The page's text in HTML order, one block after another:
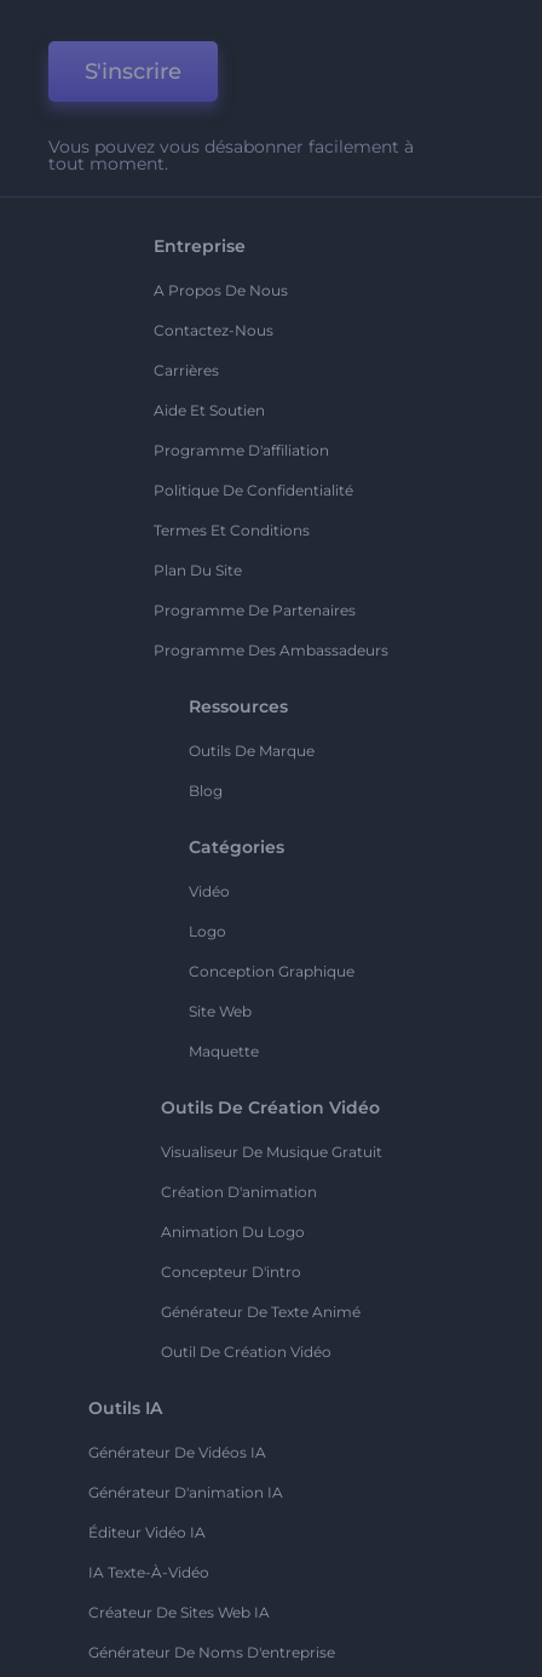
S'inscrire
Vous pouvez vous désabonner facilement à
tout moment.
Entreprise
A Propos De Nous
Contactez-Nous
Carrières
Aide Et Soutien
Programme D'affiliation
Politique De Confidentialité
Termes Et Conditions
Plan Du Site
Programme De Partenaires
Programme Des Ambassadeurs
Ressources
Outils De Marque
Blog
Catégories
Vidéo
Logo
Conception Graphique
Site Web
Maquette
Outils De Création Vidéo
Visualiseur De Musique Gratuit
Création D'animation
Animation Du Logo
Concepteur D'intro
Générateur De Texte Animé
Outil De Création Vidéo
Outils IA
Générateur De Vidéos IA
Générateur D'animation IA
Éditeur Vidéo IA
IA Texte-À-Vidéo
Créateur De Sites Web IA
Générateur De Noms D'entreprise